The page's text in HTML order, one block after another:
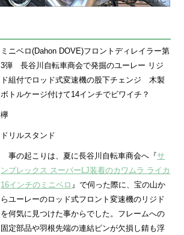
ミニベロ(Dahon DOVE)フロントディレイラー第
3弾 長谷川自転車商会で発掘のユーレー リジ
ド組付でロッド式変速機の股下チェンジ 木製
ボトルケージ付けて14インチでビワイチ？
欅
ドリルスタンド
事の起こりは、夏に長谷川自転車商会へ『サ
ンプレックス スーパーLJ装着のカワムラ ライカ
16インチのミニベロ 』で伺った際に、宝の山か
らユーレーのロッド式フロント変速機のリジド
を何気に見つけた事からでした。フレームへの
固定部品や羽根先端の連結ピンが欠損し錆も浮